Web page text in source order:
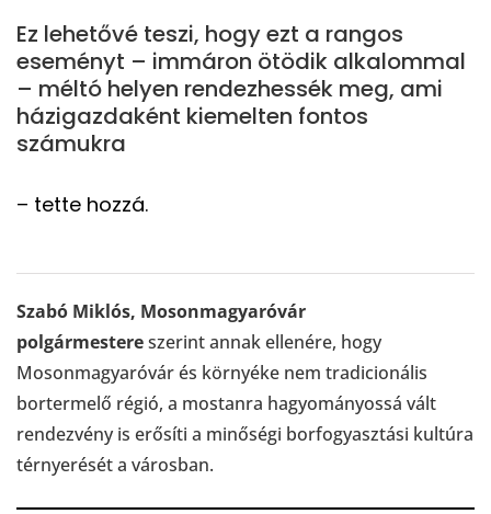
Ez lehetővé teszi, hogy ezt a rangos
eseményt – immáron ötödik alkalommal
– méltó helyen rendezhessék meg, ami
házigazdaként kiemelten fontos
számukra
– tette hozzá.
Szabó Miklós, Mosonmagyaróvár
polgármestereszerint annak ellenére, hogy
Mosonmagyaróvár és környéke nem tradicionális
bortermelő régió, a mostanra hagyományossá vált
rendezvény is erősíti a minőségi borfogyasztási kultúra
térnyerését a városban.